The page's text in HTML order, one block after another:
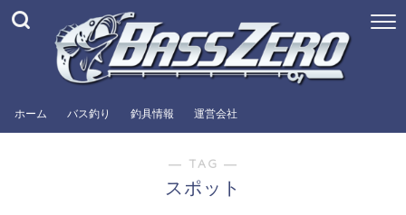
ホーム バス釣り 釣具情報 運営会社
― TAG ―
スポット